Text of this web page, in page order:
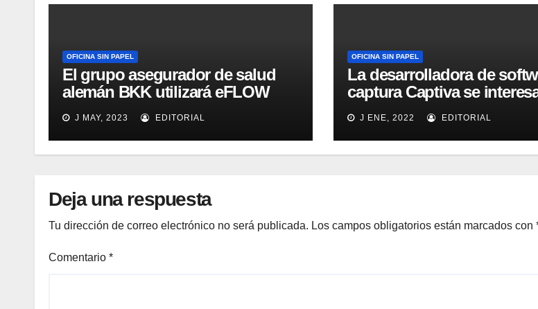
OFICINA SIN PAPEL
El grupo asegurador de salud
alemán BKK utilizará eFLOW
para gestionar 40.000
documentos diarios
J MAY, 2023 EDITORIAL
OFICINA SIN PAPEL
La desarrolladora de
captura Captiva se
el mercado latino
J ENE, 2022 EDITORIAL
Deja una respuesta
Tu dirección de correo electrónico no será publicada. Los campos obligatorios están marcados con
Comentario *